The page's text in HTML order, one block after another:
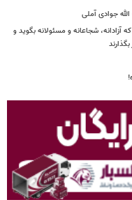
جوادی آملی
آزادانه، شجاعانه و مسئولانه بگوید و